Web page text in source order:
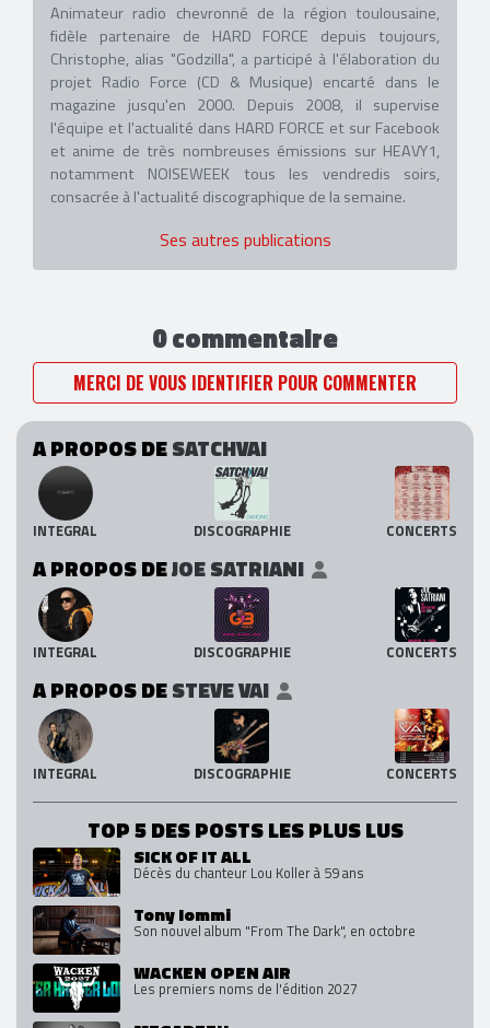
Animateur radio chevronné de la région toulousaine,
fidèle partenaire de HARD FORCE depuis toujours,
Christophe, alias "Godzilla", a participé à l'élaboration du
projet Radio Force (CD & Musique) encarté dans le
magazine jusqu'en 2000. Depuis 2008, il supervise
l'équipe et l'actualité dans HARD FORCE et sur Facebook
et anime de très nombreuses émissions sur HEAVY1,
notamment NOISEWEEK tous les vendredis soirs,
consacrée à l'actualité discographique de la semaine.
Ses autres publications
0 commentaire
MERCI DE VOUS IDENTIFIER POUR COMMENTER
A PROPOS DESATCHVAI
INTEGRAL DISCOGRAPHIE CONCERTS
A PROPOS DEJOE SATRIANI
INTEGRAL DISCOGRAPHIE CONCERTS
A PROPOS DESTEVE VAI
INTEGRAL DISCOGRAPHIE CONCERTS
TOP 5 DES POSTS LES PLUS LUS
SICK OF IT ALL
Décès du chanteur Lou Koller à 59 ans
Tony Iommi
Son nouvel album "From The Dark", en octobre
WACKEN OPEN AIR
Les premiers noms de l'édition 2027